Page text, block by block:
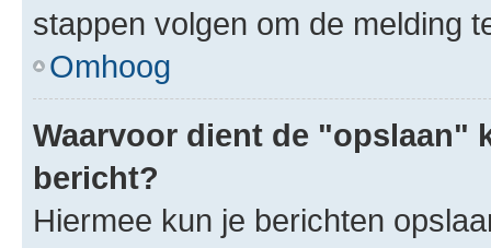
stappen volgen om de melding
Omhoog
Waarvoor dient de "opslaan"
bericht?
Hiermee kun je berichten